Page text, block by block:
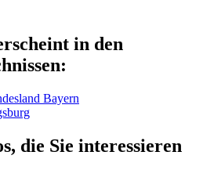
in den
Bayern
die Sie interessieren